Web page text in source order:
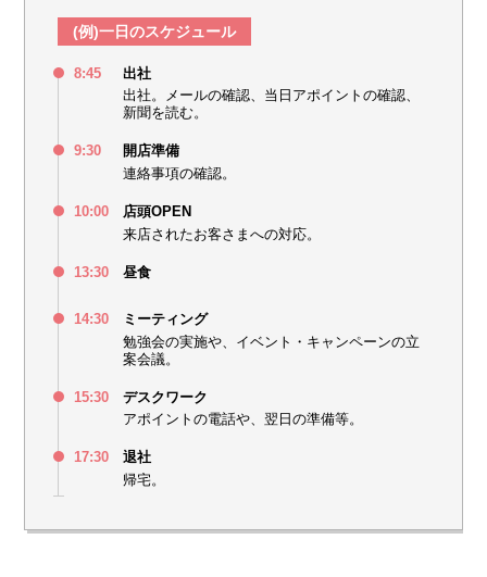
(例)一日のスケジュール
8:45
出社
出社。メールの確認、当日アポイントの確認、
新聞を読む。
9:30
開店準備
連絡事項の確認。
10:00
店頭OPEN
来店されたお客さまへの対応。
13:30 昼食
14:30
ミーティング
勉強会の実施や、イベント・キャンペーンの立
案会議。
15:30
デスクワーク
アポイントの電話や、翌日の準備等。
17:30
退社
帰宅。